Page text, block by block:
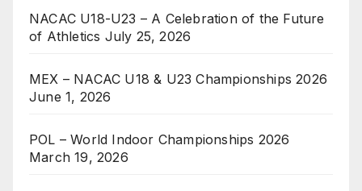
NACAC U18-U23 – A Celebration of the Future
of Athletics July 25, 2026
MEX – NACAC U18 & U23 Championships 2026
June 1, 2026
POL – World Indoor Championships 2026
March 19, 2026